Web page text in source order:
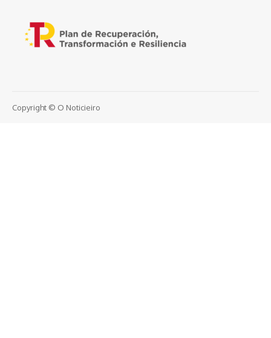
Copyright © O Noticieiro